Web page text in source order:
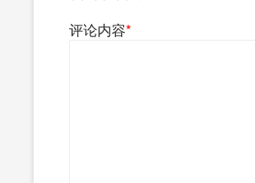
评论内容*